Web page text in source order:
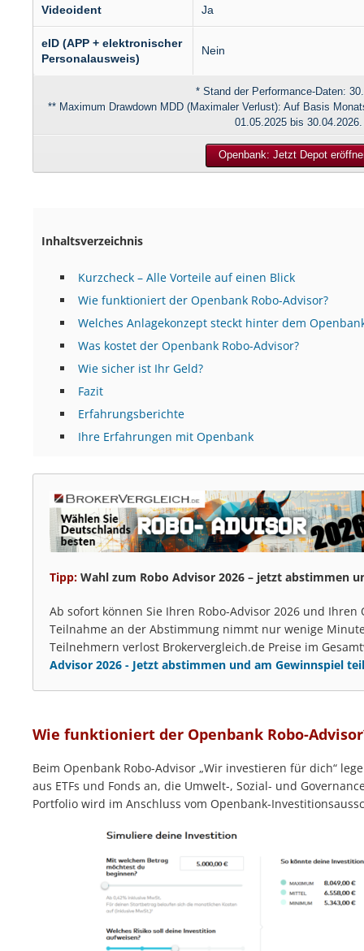
* Stand der Performance-Daten:
** Maximum Drawdown MDD (Maximaler Verlust): Auf Basis
01.05.2025 bis 30.04.2026.
Openbank: Jetzt Depot
Videoident Ja
eID (APP + elektronischer
Personalausweis)
Nein
Inhaltsverzeichnis
Kurzcheck – Alle Vorteile auf einen Blick
Wie funktioniert der Openbank Robo-Advisor?
Welches Anlagekonzept steckt hinter dem
Was kostet der Openbank Robo-Advisor?
Wie sicher ist Ihr Geld?
Fazit
Erfahrungsberichte
Ihre Erfahrungen mit Openbank
Tipp: Wahl zum Robo Advisor 2026 – jetzt abstimmen
Ab sofort können Sie Ihren Robo-Advisor 2026 und
Teilnahme an der Abstimmung nimmt nur wenige
Teilnehmern verlost Brokervergleich.de Preise im
Advisor 2026 - Jetzt abstimmen und am Gewinnspiel
Wie funktioniert der Openbank Robo-
Beim Openbank Robo-Advisor „Wir investieren für dich“
aus ETFs und Fonds an, die Umwelt-, Sozial- und
Portfolio wird im Anschluss vom Openbank-